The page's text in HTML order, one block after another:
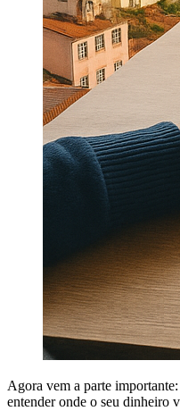
Agora vem a parte
entender onde o seu dinheiro